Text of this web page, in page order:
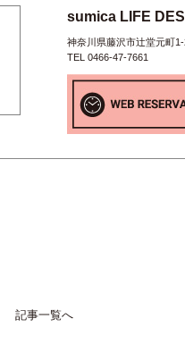
sumica LIFE
神奈川県藤沢市辻堂元町
TEL 0466-47-7661
記事一覧へ